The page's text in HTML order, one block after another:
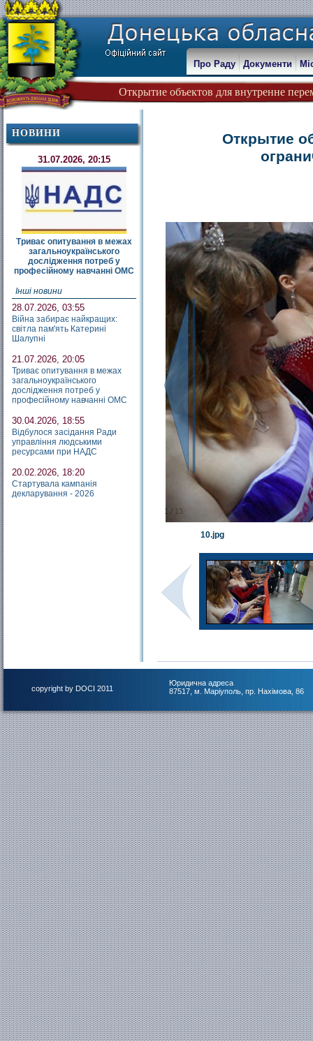
Открытие объектов для внутренне
Про Раду Документи
НОВИНИ
31.07.2026, 20:15
Триває опитування в межах
загальноукраїнського
дослідження потреб у
професійному навчанні ОМС
Інші новини
28.07.2026, 03:55
Війна забирає найкращих:
світла пам'ять Катерині
Шалупні
21.07.2026, 20:05
Триває опитування в межах
загальноукраїнського
дослідження потреб у
професійному навчанні ОМС
30.04.2026, 18:55
Відбулося засідання Ради
управління людськими
ресурсами при НАДС
20.02.2026, 18:20
Стартувала кампанія
декларування - 2026
Открытие
1 / 13
10.jpg
copyright by DOCI 2011
Юридична адреса
87517, м. Маріуполь, пр. Нахімова, 86